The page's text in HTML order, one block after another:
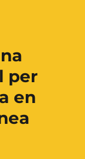
l’accés
venós
en
el
hospitalitzat
per
en